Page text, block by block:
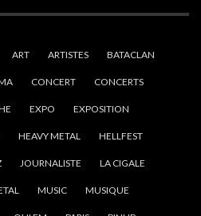
ART ARTISTES BATACLAN
CONCERT CONCERTS
EXPO EXPOSITION
HEAVY METAL HELLFEST
JOURNALISTE LA CIGALE
MUSIC MUSIQUE